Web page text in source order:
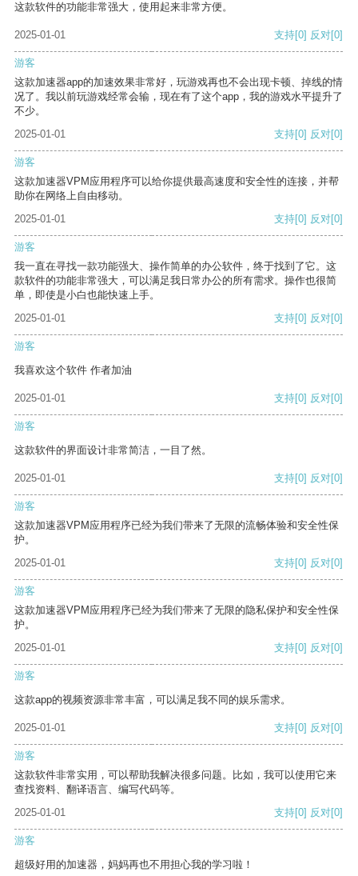
这款软件的功能非常强大，使用起来非常方便。
2025-01-01 支持[0] 反对[0]
游客
这款加速器app的加速效果非常好，玩游戏再也不会出现卡顿、掉线的情
况了。我以前玩游戏经常会输，现在有了这个app，我的游戏水平提升了
不少。
2025-01-01
支持[0] 反对[0]
游客
这款加速器VPM应用程序可以给你提供最高速度和安全性的连接，并帮
助你在网络上自由移动。
2025-01-01
支持[0] 反对[0]
游客
我一直在寻找一款功能强大、操作简单的办公软件，终于找到了它。这
款软件的功能非常强大，可以满足我日常办公的所有需求。操作也很简
单，即使是小白也能快速上手。
2025-01-01
支持[0] 反对[0]
游客
我喜欢这个软件 作者加油
2025-01-01 支持[0] 反对[0]
游客
这款软件的界面设计非常简洁，一目了然。
2025-01-01 支持[0] 反对[0]
游客
这款加速器VPM应用程序已经为我们带来了无限的流畅体验和安全性保
护。
2025-01-01
支持[0] 反对[0]
游客
这款加速器VPM应用程序已经为我们带来了无限的隐私保护和安全性保
护。
2025-01-01
支持[0] 反对[0]
游客
这款app的视频资源非常丰富，可以满足我不同的娱乐需求。
2025-01-01 支持[0] 反对[0]
游客
这款软件非常实用，可以帮助我解决很多问题。比如，我可以使用它来
查找资料、翻译语言、编写代码等。
2025-01-01
支持[0] 反对[0]
游客
超级好用的加速器，妈妈再也不用担心我的学习啦！